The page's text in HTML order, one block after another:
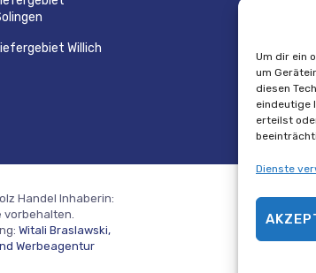
Um dir ein
um
diesen
eindeutige
erteilst
Dienste
Willich
Handel Inhaberin:
vorbehalten.
Witali Braslawski,
Werbeagentur